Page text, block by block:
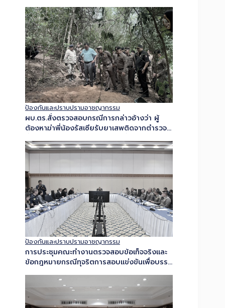
ป้องกันและปราบปรามอาชญากรรม
ผบ.ตร.สั่งตรวจสอบกรณีการกล่าวอ้างว่า ผู้
ต้องหาฆ่าพี่น้องรัสเซียรับยาเสพติดจากตำรวจ
ป้องกันและปราบปรามอาชญากรรม
การประชุมคณะทำงานตรวจสอบข้อเท็จจริงและ
ข้อกฎหมายกรณีทุจริตการสอบแข่งขันเพื่อบรรจุ
บุคคลเป็นข้าราชการหรือพนักงานส่วนท้องถิ่น
ครั้งที่ 5/2569